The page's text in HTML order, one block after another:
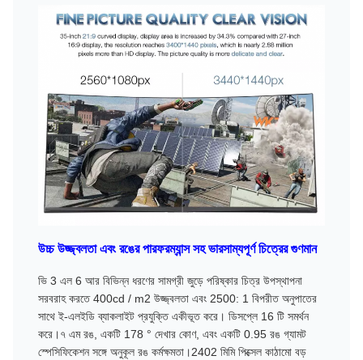
উচ্চ উজ্জ্বলতা এবং রঙের পারফরম্যান্স সহ ভারসাম্যপূর্ণ চিত্রের গুণমান
ভি 3 এল 6 আর বিভিন্ন ধরণের সামগ্রী জুড়ে পরিষ্কার চিত্র উপস্থাপনা
সরবরাহ করতে 400cd / m2 উজ্জ্বলতা এবং 2500: 1 বিপরীত অনুপাতের
সাথে ই-এলইডি ব্যাকলাইট প্রযুক্তি একীভূত করে। ডিসপ্লে 16 টি সমর্থন
করে।৭ এম রঙ, একটি 178 ° দেখার কোণ, এবং একটি 0.95 রঙ গ্যামট
স্পেসিফিকেশন সঙ্গে অনুকূল রঙ কর্মক্ষমতা।2402 মিমি পিক্সেল কাঠামো বড়